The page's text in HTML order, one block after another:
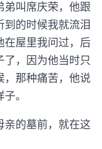
弟叫席庆荣，他跟
的时候我就流泪
在屋里我问过，后
了，因为他当时只
，那种痛苦，他说
。
的墓前，就在这